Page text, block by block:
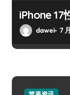
iPhone 17
dawei 7